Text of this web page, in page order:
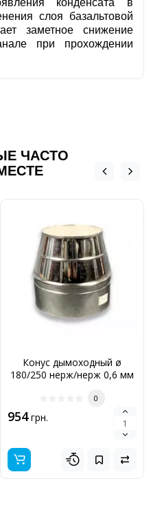
конденсата в
слоя базальтовой
заметное снижение
при прохождении
ЧАСТО
Конус дымоходный ø
180/250 нерж/нерж 0,6 мм
0
954грн.